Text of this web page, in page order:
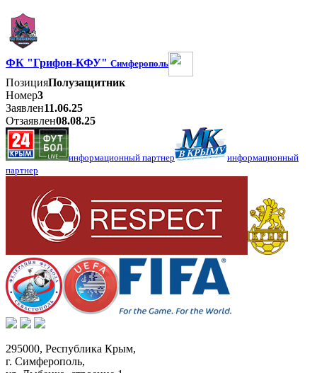
ФК "Грифон-КФУ" Симферополь
ПозицияПолузащитник
Номер3
Заявлен11.06.25
Отзаявлен08.08.25
информационный партнер
информационный
партнер
295000, Республика Крым,
г. Симферополь,